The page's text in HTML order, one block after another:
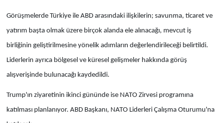
Görüşmelerde Türkiye ile ABD arasındaki ilişkilerin; savunma, ticaret ve
yatırım başta olmak üzere birçok alanda ele alınacağı, mevcut iş
birliğinin geliştirilmesine yönelik adımların değerlendirileceği belirtildi.
Liderlerin ayrıca bölgesel ve küresel gelişmeler hakkında görüş
alışverişinde bulunacağı kaydedildi.
Trump'ın ziyaretinin ikinci gününde ise NATO Zirvesi programına
katılması planlanıyor. ABD Başkanı, NATO Liderleri Çalışma Oturumu'na